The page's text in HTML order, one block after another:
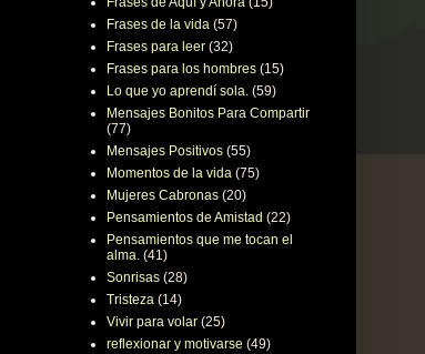
Frases de la vida (57)
Frases para leer (32)
Frases para los hombres (15)
Lo que yo aprendí sola. (59)
Mensajes Bonitos Para Compartir
(77)
Mensajes Positivos (55)
Momentos de la vida (75)
Mujeres Cabronas (20)
Pensamientos de Amistad (22)
Pensamientos que me tocan el
alma. (41)
Sonrisas (28)
Tristeza (14)
Vivir para volar (25)
reflexionar y motivarse (49)